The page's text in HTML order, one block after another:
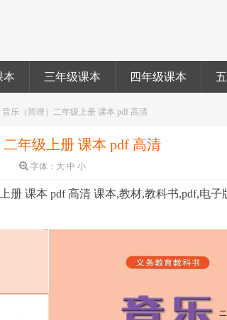
本 三年级课本 四年级课本
音乐（简谱）二年级上册 课本 pdf 高清
年级上册 课本 pdf 高清
字体： 大 中 小
册 课本 pdf 高清 课本,教材,教科书,pdf,电